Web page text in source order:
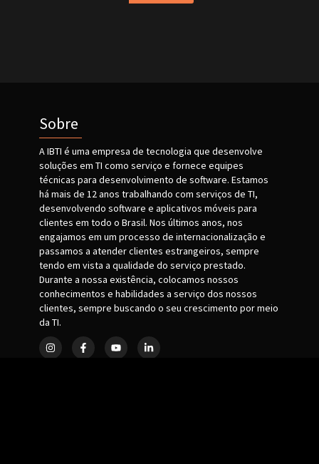
Sobre
A IBTI é uma empresa de tecnologia que desenvolve
soluções em TI como serviço e fornece equipes
técnicas para desenvolvimento de software. Estamos
há mais de 12 anos trabalhando com serviços de TI,
desenvolvendo software e aplicativos móveis para
clientes em todo o Brasil. Nos últimos anos, nos
engajamos em um processo de internacionalização e
passamos a atender clientes estrangeiros, sempre
tendo em vista a qualidade do serviço prestado.
Durante a nossa existência, colocamos nossos
conhecimentos e habilidades a serviço dos nossos
clientes, sempre buscando o seu crescimento por meio
da TI.